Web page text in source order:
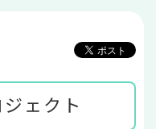
ェクト